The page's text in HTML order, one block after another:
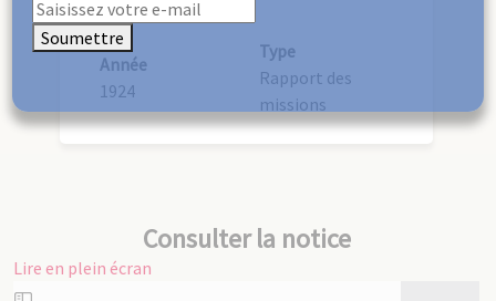
Année
1924
Type
Rapport des
missions
Consulter la notice
Lire en plein écran
Aller
Soumettre